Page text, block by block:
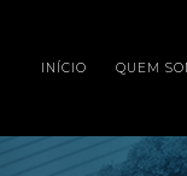
INÍCIO QUEM